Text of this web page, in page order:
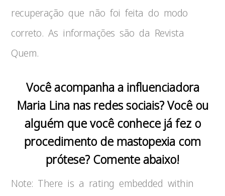
recuperação que não foi feita do modo
correto. As informações são da Revista
Quem.
Você acompanha a influenciadora
Maria Lina nas redes sociais? Você ou
alguém que você conhece já fez o
procedimento de mastopexia com
prótese? Comente abaixo!
Note: There is a rating embedded within